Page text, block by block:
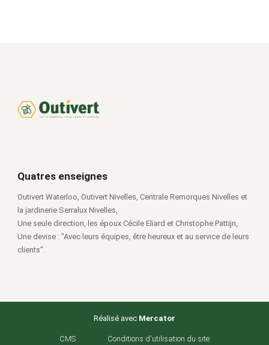
Quatres enseignes
Outivert Waterloo, Outivert Nivelles, Centrale Remorques Nivelles et
la jardinerie Serralux Nivelles,
Une seule direction, les époux Cécile Eliard et Christophe Pattijn,
Une devise : "Avec leurs équipes, être heureux et au service de leurs
clients".
Réalisé avec Mercator
CMS Conditions d'utilisation du site